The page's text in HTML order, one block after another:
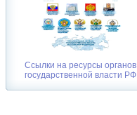
Ссылки на ресурсы органов
государственной власти РФ